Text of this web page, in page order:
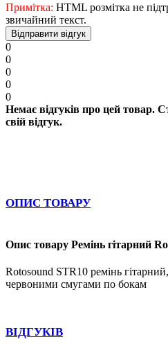
Примітка: HTML розмітка не
звичайний текст.
Відправити відгук
0
0
0
0
0
Немає відгуків про цей товар.
свій відгук.
ОПИС ТОВАРУ
Опис товару Ремінь гітарний
Rotosound STR10 ремінь
червоними смугами по бокам
ВІДГУКІВ